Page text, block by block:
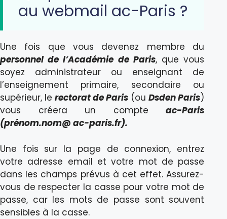
au webmail ac-Paris ?
Une fois que vous devenez membre du
personnel de l’Académie de Paris, que vous
soyez administrateur ou enseignant de
l’enseignement primaire, secondaire ou
supérieur, lerectorat de Paris (ouDsden Paris)
vous créera un compteac-Paris
(prénom.nom@ ac-paris.fr).
Une fois sur la page de connexion, entrez
votre adresse email et votre mot de passe
dans les champs prévus à cet effet. Assurez-
vous de respecter la casse pour votre mot de
passe, car les mots de passe sont souvent
sensibles à la casse.